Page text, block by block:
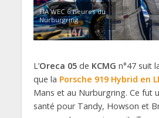
FIA WEC 6 heures du
Nürburgring
L’Oreca 05de KCMG n°47 suit
que la Porsche 919 Hybrid en
Mans et au Nurburgring. Ce fut
santé pour Tandy, Howson et